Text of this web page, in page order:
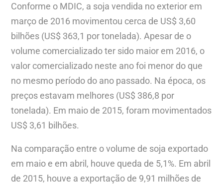
Conforme o MDIC, a soja vendida no exterior em
março de 2016 movimentou cerca de US$ 3,60
bilhões (US$ 363,1 por tonelada). Apesar de o
volume comercializado ter sido maior em 2016, o
valor comercializado neste ano foi menor do que
no mesmo período do ano passado. Na época, os
preços estavam melhores (US$ 386,8 por
tonelada). Em maio de 2015, foram movimentados
US$ 3,61 bilhões.
Na comparação entre o volume de soja exportado
em maio e em abril, houve queda de 5,1%. Em abril
de 2015, houve a exportação de 9,91 milhões de